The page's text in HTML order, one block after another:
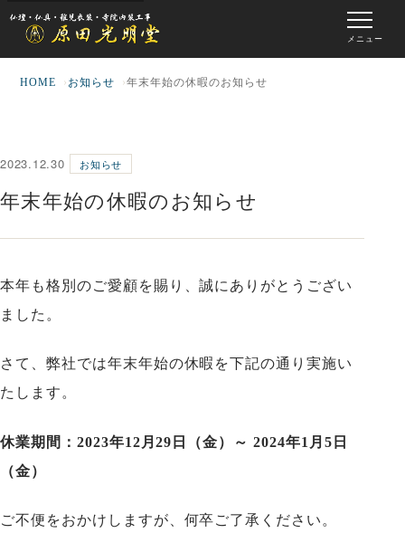
メニュー
HOME お知らせ 年末年始の休暇のお知らせ
2023.12.30 お知らせ
年末年始の休暇のお知らせ
本年も格別のご愛顧を賜り、誠にありがとうござい
ました。
さて、弊社では年末年始の休暇を下記の通り実施い
たします。
休業期間：2023年12月29日（金）～ 2024年1月5日
（金）
ご不便をおかけしますが、何卒ご了承ください。